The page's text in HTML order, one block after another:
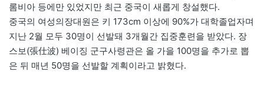
롬비아 등에만 있었지만 최근 중국이 새롭게 창설했다.
중국의 여성의장대원은 키 173cm 이상에 90%가 대학졸업자며
지난 2월 모두 30명이 선발돼 3개월간 집중훈련을 받았다. 장
스보(張仕波) 베이징 군구사령관은 올 가을 100명을 추가로 뽑
은 뒤 매년 50명을 선발할 계획이라고 밝혔다.